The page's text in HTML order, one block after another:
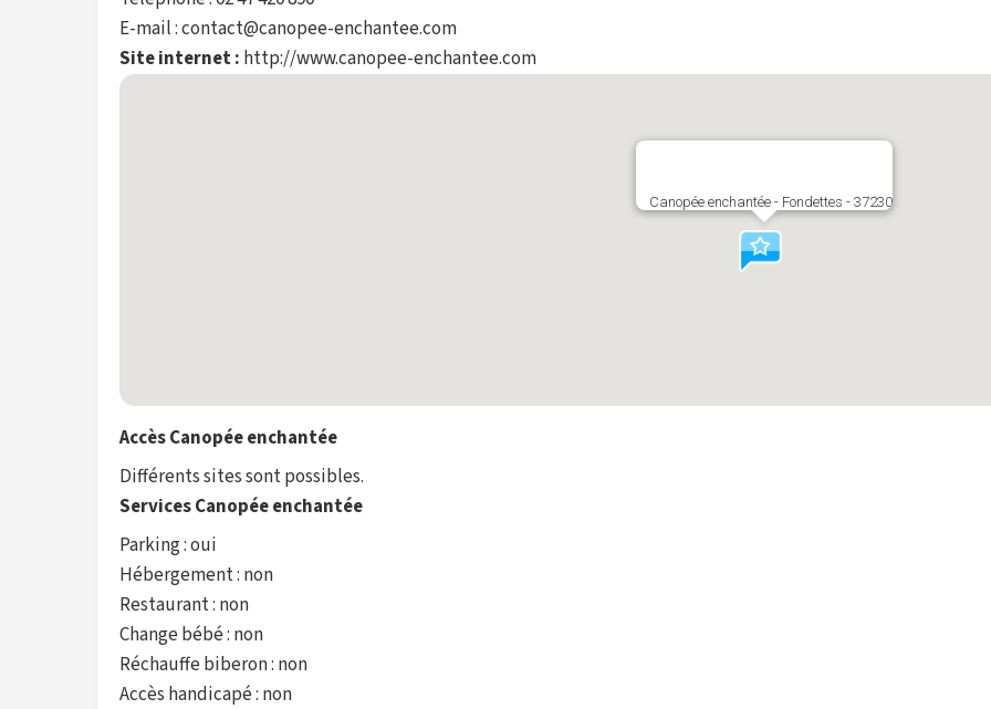
E-mail : contact@canopee-enchantee.com
Site internet : http://www.canopee-enchantee.com
Canopée enchantée - Fondettes - 37230
Accès Canopée enchantée
Différents sites sont possibles.
Services Canopée enchantée
Parking : oui
Hébergement : non
Restaurant : non
Change bébé : non
Réchauffe biberon : non
Accès handicapé : non